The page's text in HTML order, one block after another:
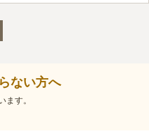
ない方へ
ます。